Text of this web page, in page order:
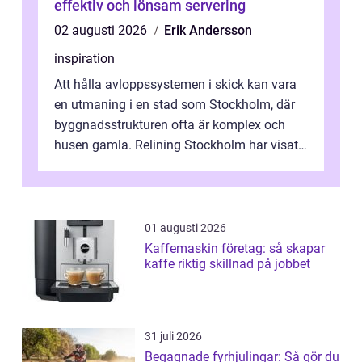
effektiv och lönsam servering
02 augusti 2026
Erik Andersson
inspiration
Att hålla avloppssystemen i skick kan vara
en utmaning i en stad som Stockholm, där
byggnadsstrukturen ofta är komplex och
husen gamla. Relining Stockholm har visat
01 augusti 2026
Kaffemaskin företag: så skapar
kaffe riktig skillnad på jobbet
31 juli 2026
Begagnade fyrhjulingar: Så gör du